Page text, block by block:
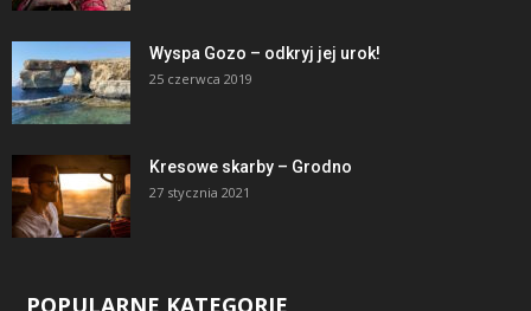
Wyspa Gozo – odkryj jej urok!
25 czerwca 2019
Kresowe skarby – Grodno
27 stycznia 2021
POPULARNE KATEGORIE